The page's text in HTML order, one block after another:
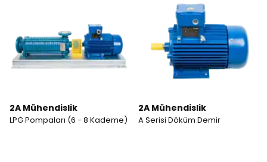
2A Mühendislik
LPG Pompaları (6 - 8 Kademe)
2A Mühendislik
A Serisi Döküm Demir